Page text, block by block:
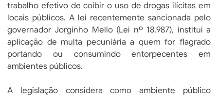
trabalho efetivo de coibir o uso de drogas ilícitas em
locais públicos. A lei recentemente sancionada pelo
governador Jorginho Mello (Lei nº 18.987), institui a
aplicação de multa pecuniária a quem for flagrado
portando ou consumindo entorpecentes em
ambientes públicos.
A legislação considera como ambiente público